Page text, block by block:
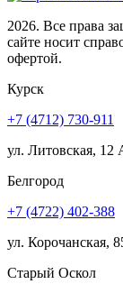
2026. Все права
сайте носит
офертой.
Курск
+7 (4712) 730-911
ул. Литовская, 12
Белгород
+7 (4722) 402-388
ул. Корочанская,
Старый Оскол